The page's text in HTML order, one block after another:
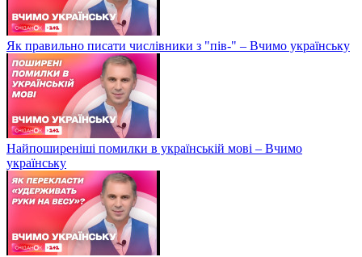
Як правильно писати числівники з "пів-" – Вчимо українську
Найпоширеніші помилки в українській мові – Вчимо
українську